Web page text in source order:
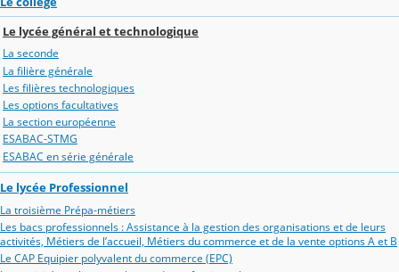
Le lycée général et technologique
La seconde
La filière générale
Les filières technologiques
Les options facultatives
La section européenne
ESABAC-STMG
ESABAC en série générale
Le lycée Professionnel
La troisième Prépa-métiers
Les bacs professionnels : Assistance à la gestion des organisations et de leurs
activités, Métiers de l’accueil, Métiers du commerce et de la vente options A et B
Le CAP Equipier polyvalent du commerce (EPC)